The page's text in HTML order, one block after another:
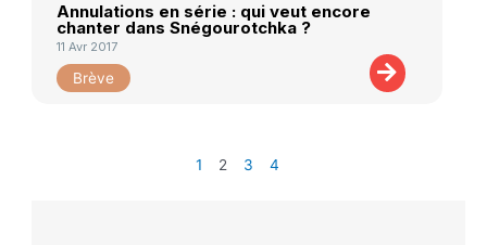
Annulations en série : qui veut encore
chanter dans Snégourotchka ?
11 Avr 2017
Brève
1 2 3 4